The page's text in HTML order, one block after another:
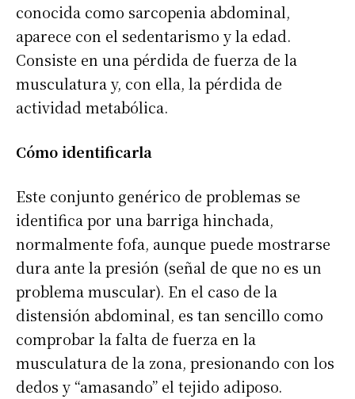
conocida como sarcopenia abdominal,
aparece con el sedentarismo y la edad.
Consiste en una pérdida de fuerza de la
musculatura y, con ella, la pérdida de
actividad metabólica.
Cómo identificarla
Este conjunto genérico de problemas se
identifica por una barriga hinchada,
normalmente fofa, aunque puede mostrarse
dura ante la presión (señal de que no es un
problema muscular). En el caso de la
distensión abdominal, es tan sencillo como
comprobar la falta de fuerza en la
musculatura de la zona, presionando con los
dedos y “amasando” el tejido adiposo.